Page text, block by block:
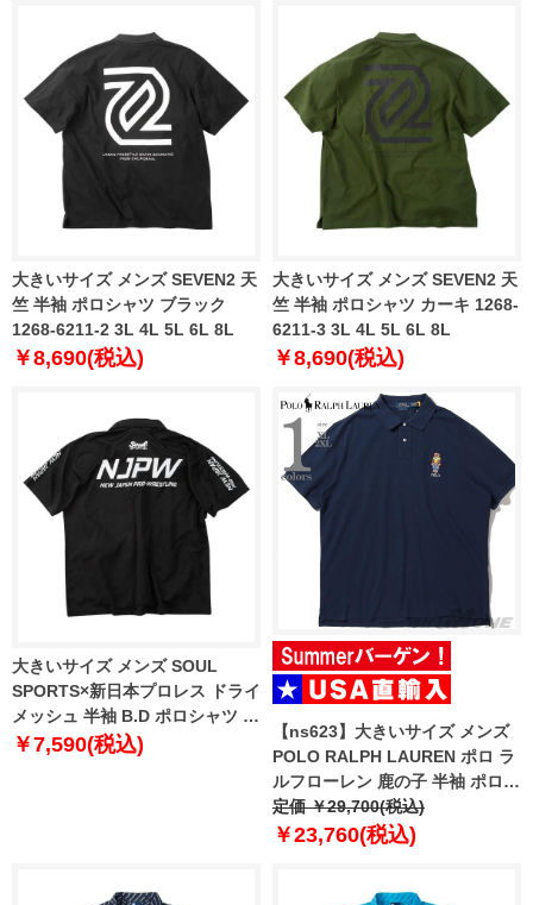
大きいサイズ メンズ SEVEN2 天
竺 半袖 ポロシャツ ブラック
1268-6211-2 3L 4L 5L 6L 8L
￥8,690(税込)
大きいサイズ メンズ SEVEN2 天
竺 半袖 ポロシャツ カーキ 1268-
6211-3 3L 4L 5L 6L 8L
￥8,690(税込)
大きいサイズ メンズ SOUL
SPORTS×新日本プロレス ドライ
メッシュ 半袖 B.D ポロシャツ ブ
ラック 1278-6217-1 3L 4L 5L
￥7,590(税込)
【ns623】大きいサイズ メンズ
POLO RALPH LAUREN ポロ ラ
ルフローレン 鹿の子 半袖 ポロシ
ャツ USA直輸入 710p04982-001
定価 ￥29,700(税込)
￥23,760(税込)